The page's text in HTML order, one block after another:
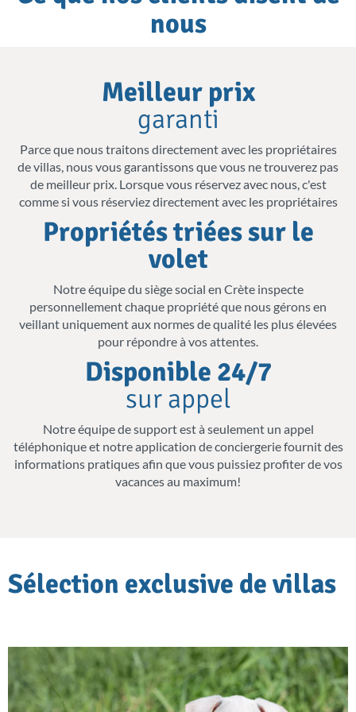
Les espaces de vie ouverts rapprochent
parents de surveiller facilement les plus
petits tout en restant confortablement
installés dans la cuisine ou le salon. Toutes
les villas ont été soigneusement conçues
pour offrir aux familles des espaces pour se
détendre, jouer ou s’amuser ensemble, tout
en disposant d’espaces privés où les
parents peuvent se relaxer en toute
tranquillité. Les villas possèdent de grandes
chambres, ainsi que des chambres
spécialement adaptées aux enfants, parfois
équipées de lits superposés.
Si vous voyagez avec un bébé, vous pouvez
même demander un lit bébé.
Nous avons sélectionné nos villas familiales
dispositifs de sécurité adaptés aux enfants.
enfants
Les villas familiales sont dotées de piscines
nous
us
Meilleur prix
garanti
Parce que nous traitons directement avec les propriétaires
de villas, nous vous garantissons que vous ne trouverez pas
de meilleur prix. Lorsque vous réservez avec nous, c'est
comme si vous réserviez directement avec les propriétaires
Propriétés triées sur le
volet
Notre équipe du siège social en Crète inspecte
personnellement chaque propriété que nous gérons en
veillant uniquement aux normes de qualité les plus élevées
pour répondre à vos attentes.
Disponible 24/7
sur appel
Notre équipe de support est à seulement un appel
téléphonique et notre application de conciergerie fournit des
informations pratiques afin que vous puissiez profiter de vos
vacances au maximum!
Sélection exclusive de villas